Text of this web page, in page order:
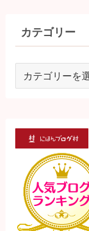
カテゴリー
ー